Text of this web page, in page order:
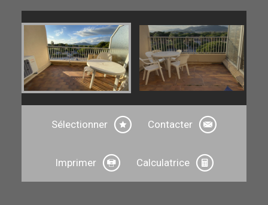
Sélectionner Contacter
Imprimer Calculatrice